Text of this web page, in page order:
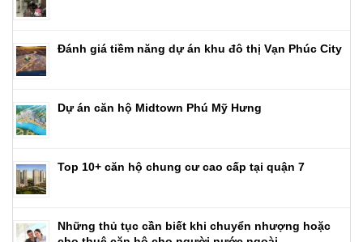
Đánh giá tiềm năng dự án khu đô thị Vạn Phúc City
Dự án căn hộ Midtown Phú Mỹ Hưng
Top 10+ căn hộ chung cư cao cấp tại quận 7
Những thủ tục cần biết khi chuyển nhượng hoặc